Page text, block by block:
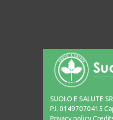
SUOLO E SALUTE
P.I. 01497070415
Privacy policy